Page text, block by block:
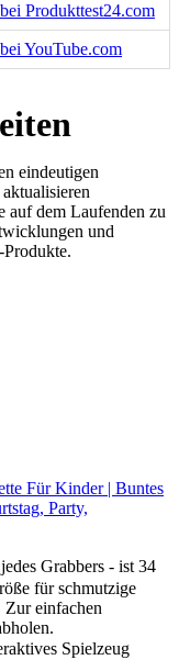
Produkttest24.com
YouTube.com
eindeutigen
auf dem Laufenden zu
und
Für Kinder | Buntes
Party,
Grabbers - ist 34
für schmutzige
einfachen
Spielzeug